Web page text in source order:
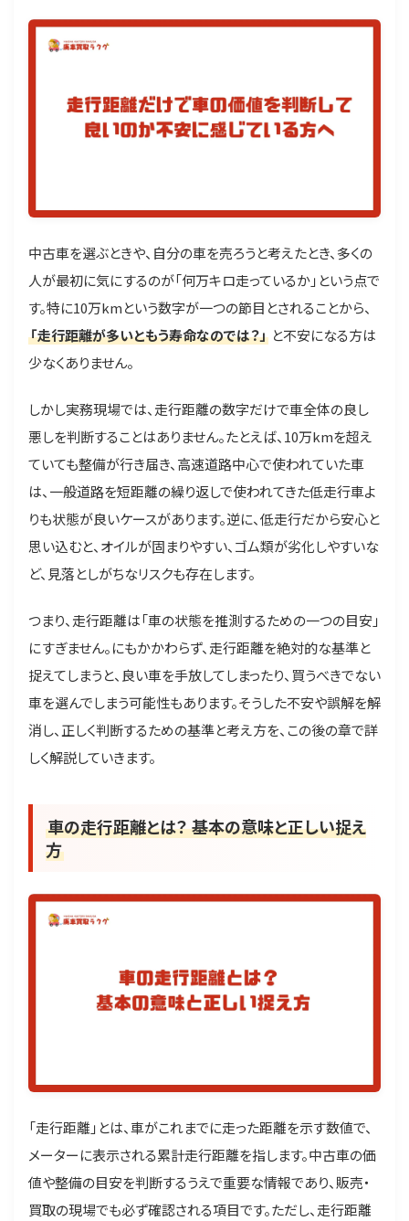
中古車を選ぶときや、自分の車を売ろうと考えたとき、多くの
人が最初に気にするのが「何万キロ走っているか」という点で
す。特に10万kmという数字が一つの節目とされることから、
「走行距離が多いともう寿命なのでは？」 と不安になる方は
少なくありません。
しかし実務現場では、走行距離の数字だけで車全体の良し
悪しを判断することはありません。たとえば、10万kmを超え
ていても整備が行き届き、高速道路中心で使われていた車
は、一般道路を短距離の繰り返しで使われてきた低走行車よ
りも状態が良いケースがあります。逆に、低走行だから安心と
思い込むと、オイルが固まりやすい、ゴム類が劣化しやすいな
ど、見落としがちなリスクも存在します。
つまり、走行距離は「車の状態を推測するための一つの目安」
にすぎません。にもかかわらず、走行距離を絶対的な基準と
捉えてしまうと、良い車を手放してしまったり、買うべきでない
車を選んでしまう可能性もあります。そうした不安や誤解を解
消し、正しく判断するための基準と考え方を、この後の章で詳
しく解説していきます。
車の走行距離とは？ 基本の意味と正しい捉え
方
「走行距離」とは、車がこれまでに走った距離を示す数値で、
メーターに表示される累計走行距離を指します。中古車の価
値や整備の目安を判断するうえで重要な情報であり、販売・
買取の現場でも必ず確認される項目です。ただし、走行距離